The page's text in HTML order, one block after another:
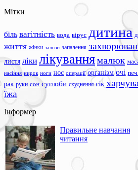
Мітки
біль вагітність вода вірус дитина
життя жінки залози запалення
листя ліки лікуваннямалюк
насіння нирок ноги нос операції організм очі
рак руки сон суглоби схуднення сік
їжа
Інформер
Правильне навчання
читання